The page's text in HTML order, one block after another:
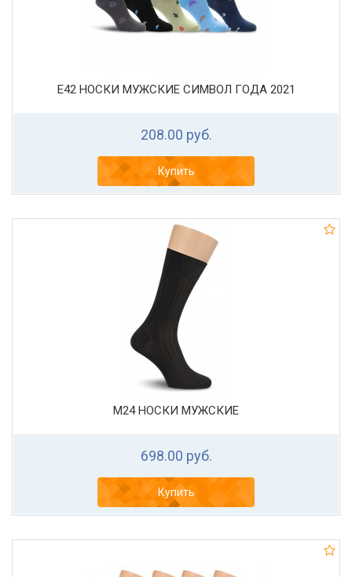
Е42 НОСКИ МУЖСКИЕ СИМВОЛ ГОДА 2021
208.00 руб.
Купить
М24 НОСКИ МУЖСКИЕ
698.00 руб.
Купить